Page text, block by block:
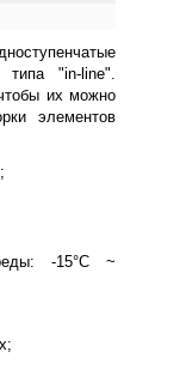
"in-line".
их можно
элементов
-15°С ~